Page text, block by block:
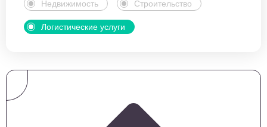
Недвижимость Строительство
Логистические услуги